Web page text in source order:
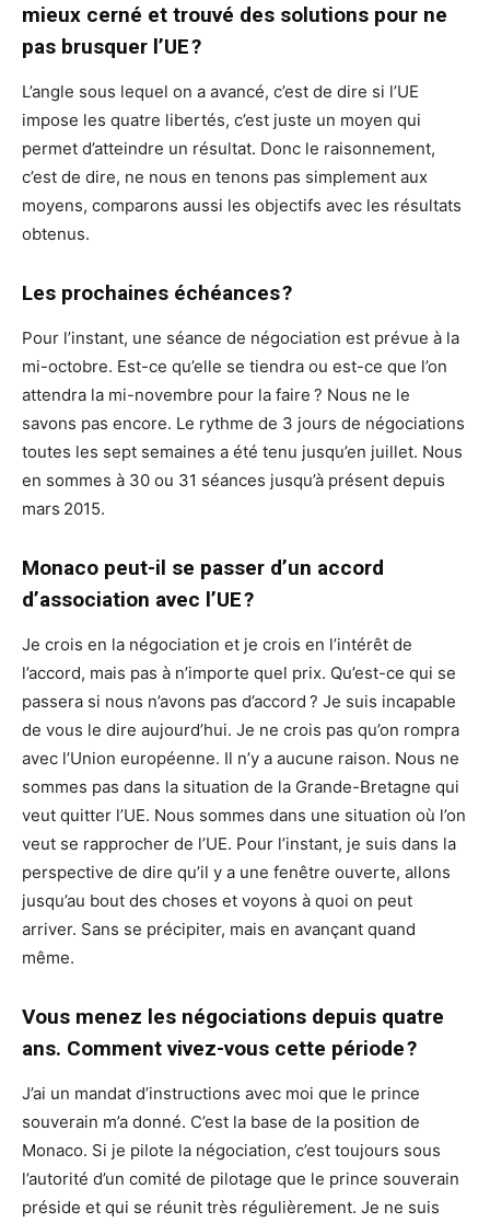
mieux cerné et trouvé des solutions pour ne
pas brusquer l’UE ?
L’angle sous lequel on a avancé, c’est de dire si l’UE
impose les quatre libertés, c’est juste un moyen qui
permet d’atteindre un résultat. Donc le raisonnement,
c’est de dire, ne nous en tenons pas simplement aux
moyens, comparons aussi les objectifs avec les résultats
obtenus.
Les prochaines échéances ?
Pour l’instant, une séance de négociation est prévue à la
mi-octobre. Est-ce qu’elle se tiendra ou est-ce que l’on
attendra la mi-novembre pour la faire ? Nous ne le
savons pas encore. Le rythme de 3 jours de négociations
toutes les sept semaines a été tenu jusqu’en juillet. Nous
en sommes à 30 ou 31 séances jusqu’à présent depuis
mars 2015.
Monaco peut-il se passer d’un accord
d’association avec l’UE ?
Je crois en la négociation et je crois en l’intérêt de
l’accord, mais pas à n’importe quel prix. Qu’est-ce qui se
passera si nous n’avons pas d’accord ? Je suis incapable
de vous le dire aujourd’hui. Je ne crois pas qu’on rompra
avec l’Union européenne. Il n’y a aucune raison. Nous ne
sommes pas dans la situation de la Grande-Bretagne qui
veut quitter l’UE. Nous sommes dans une situation où l’on
veut se rapprocher de l’UE. Pour l’instant, je suis dans la
perspective de dire qu’il y a une fenêtre ouverte, allons
jusqu’au bout des choses et voyons à quoi on peut
arriver. Sans se précipiter, mais en avançant quand
même.
Vous menez les négociations depuis quatre
ans. Comment vivez-vous cette période ?
J’ai un mandat d’instructions avec moi que le prince
souverain m’a donné. C’est la base de la position de
Monaco. Si je pilote la négociation, c’est toujours sous
l’autorité d’un comité de pilotage que le prince souverain
préside et qui se réunit très régulièrement. Je ne suis